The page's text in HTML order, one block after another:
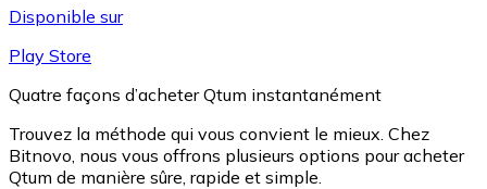
Disponible sur
Play Store
Quatre façons d’acheter Qtum instantanément
Trouvez la méthode qui vous convient le mieux. Chez
Bitnovo, nous vous offrons plusieurs options pour acheter
Qtum de manière sûre, rapide et simple.